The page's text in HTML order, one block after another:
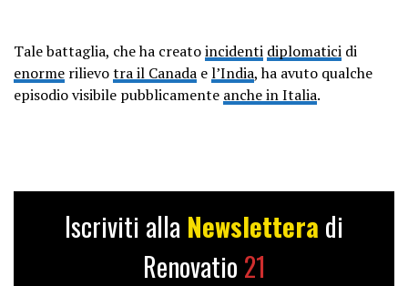
Tale battaglia, che ha creatoincidenti diplomatici di
enorme rilievotra il Canada el’India, ha avuto qualche
episodio visibile pubblicamente anche in Italia.
Iscriviti alla Newslettera di
Renovatio 21